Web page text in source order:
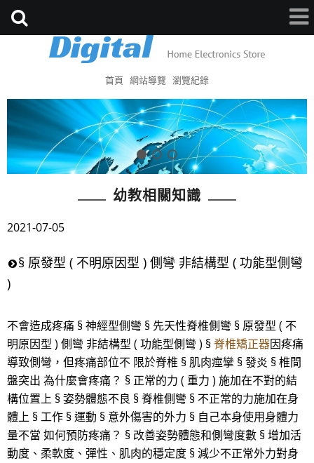
首頁 網站導覽 瀏覽紀錄
幼教相關知識
2021-07-05
§ 原發型 ( 不明原因型 ) 側彎 非結構型 ( 功能型側彎
)
不會造成疼痛 § 神經型側彎 § 先天性脊椎側彎 § 原發型 ( 不
明原因型 ) 側彎 非結構型 ( 功能型側彎 ) §脊椎矯正器因疼痛
導致側彎，但疼痛部位不 限於脊椎 § 肌肉痙攣 § 發炎 § 椎間
盤突出 為什麼會疼痛？ § 正常的力 ( 重力 ) 施加在不對的結
構位置上 § 姿勢體態不良 § 脊椎側彎 § 不正常的力施加在身
體上 § 工作 § 運動 § 意外傷害的外力 § 自己本身使用身體力
量不當 如何預防疼痛？ § 改善姿勢體態和側彎度數 § 增加活
動度、柔軟度、彈性、肌肉的穩定度 § 減少不正常外力對身